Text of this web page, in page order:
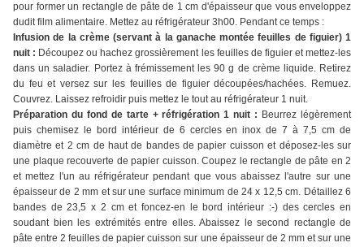
pour former un rectangle de pâte de 1 cm d'épaisseur que vous enveloppez
dudit film alimentaire. Mettez au réfrigérateur 3h00. Pendant ce temps :
Infusion de la crème (servant à la ganache montée feuilles de figuier) 1
nuit : Découpez ou hachez grossièrement les feuilles de figuier et mettez-les
dans un saladier. Portez à frémissement les 90 g de crème liquide. Retirez
du feu et versez sur les feuilles de figuier découpées/hachées. Remuez.
Couvrez. Laissez refroidir puis mettez le tout au réfrigérateur 1 nuit.
Préparation du fond de tarte + réfrigération 1 nuit : Beurrez légèrement
puis chemisez le bord intérieur de 6 cercles en inox de 7 à 7,5 cm de
diamètre et 2 cm de haut de bandes de papier cuisson et déposez-les sur
une plaque recouverte de papier cuisson. Coupez le rectangle de pâte en 2
et mettez l'un au réfrigérateur pendant que vous abaissez l'autre sur une
épaisseur de 2 mm et sur une surface minimum de 24 x 12,5 cm. Détaillez 6
bandes de 23,5 x 2 cm et foncez-en le bord intérieur :-) des cercles en
soudant bien les extrémités entre elles. Abaissez le second rectangle de
pâte entre 2 feuilles de papier cuisson sur une épaisseur de 2 mm et sur une